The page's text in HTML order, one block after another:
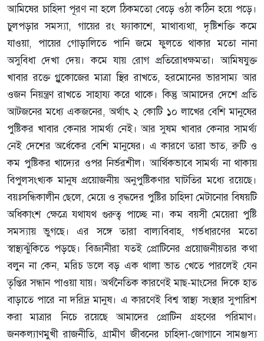
আমিষের চাহিদা পূরণ না হলে ঠিকমতো বেড়ে ওঠা কঠিন হয়ে পড়ে।
চুলপড়ার সমস্যা, গায়ের রং ফ্যাকাশে, মাথাব্যথা, দৃষ্টিশক্তি কমে
যাওয়া, পায়ের গোড়ালিতে পানি জমে ফুলতে থাকার মতো নানা
অসুবিধা দেখা দেয়। কমে যায় রোগ প্রতিরোধক্ষমতা। আমিষযুক্ত
খাবার রক্তে গ্লুকোজের মাত্রা স্থির রাখতে, হরমোনের ভারসাম্য আর
ওজন নিয়ন্ত্রণ রাখতে সাহায্য করে থাকে। কিন্তু আমাদের দেশে প্রতি
আটজনের মধ্যে একজনের, অর্থাৎ ২ কোটি ১০ লাখের বেশি মানুষের
পুষ্টিকর খাবার কেনার সামর্থ্য নেই। আর সুষম খাবার কেনার সামর্থ্য
নেই দেশের অর্ধেকের বেশি মানুষের। এ কারণে তারা ভাত, রুটি ও
কম পুষ্টিকর খাদ্যের ওপর নির্ভরশীল। আর্থিকভাবে সামর্থ্য না থাকায়
বিপুলসংখ্যক মানুষ প্রয়োজনীয় অনুপুষ্টিকণার ঘাটতির মধ্যে রয়েছে।
বয়ঃসন্ধিকালীন ছেলে, মেয়ে ও বৃদ্ধদের পুষ্টির চাহিদা মেটানোর বিষয়টি
অধিকাংশ ক্ষেত্রে যথাযথ গুরুত্ব পাচ্ছে না। কম বয়সী মেয়েরা পুষ্টি
সমস্যায় ভুগছে। এর সঙ্গে তারা বাল্যবিবাহ, গর্ভধারণের মতো
স্বাস্থ্যঝুঁকিতে পড়ছে। বিজ্ঞানীরা যতই প্রোটিনের প্রয়োজনীয়তার কথা
বলুন না কেন, মরিচ ডলে বড় এক থালা ভাত খেতে পারলেই যেন
তৃপ্তির সন্ধান পাওয়া যায়। অর্থনৈতিক কারণেই মাছ-মাংসের দিকে হাত
বাড়াতে পারে না দরিদ্র মানুষ। এ কারণেই বিশ্ব স্বাস্থ্য সংস্থার সুপারিশ
করা মাত্রার নিচে রয়েছে আমাদের প্রোটিন গ্রহণের পরিমাণ।
জনকল্যাণমুখী রাজনীতি, গ্রামীণ জীবনের চাহিদা-জোগানে সামঞ্জস্য